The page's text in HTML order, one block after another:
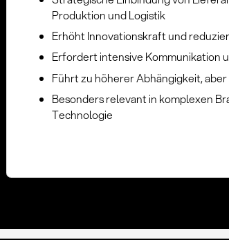
Produktion und Logistik
Erhöht Innovationskraft und
Erfordert intensive Kommunikation
Führt zu höherer Abhängigkeit,
Besonders relevant in komplexen
Technologie